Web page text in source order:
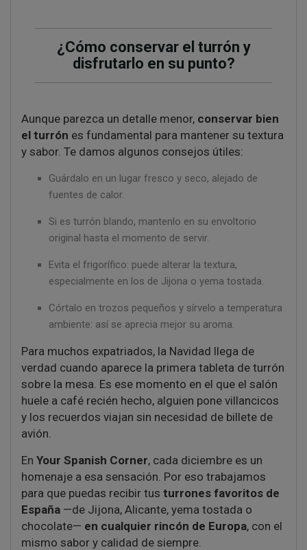
¿Cómo conservar el turrón y
disfrutarlo en su punto?
Aunque parezca un detalle menor, conservar bien
el turrón es fundamental para mantener su textura
y sabor. Te damos algunos consejos útiles:
Guárdalo en un lugar fresco y seco, alejado de
fuentes de calor.
Si es turrón blando, mantenlo en su envoltorio
original hasta el momento de servir.
Evita el frigorífico: puede alterar la textura,
especialmente en los de Jijona o yema tostada.
Córtalo en trozos pequeños y sírvelo a temperatura
ambiente: así se aprecia mejor su aroma.
Para muchos expatriados, la Navidad llega de
verdad cuando aparece la primera tableta de turrón
sobre la mesa. Es ese momento en el que el salón
huele a café recién hecho, alguien pone villancicos
y los recuerdos viajan sin necesidad de billete de
avión.
En Your Spanish Corner, cada diciembre es un
homenaje a esa sensación. Por eso trabajamos
para que puedas recibir tus turrones favoritos de
España —de Jijona, Alicante, yema tostada o
chocolate— en cualquier rincón de Europa, con el
mismo sabor y calidad de siempre.